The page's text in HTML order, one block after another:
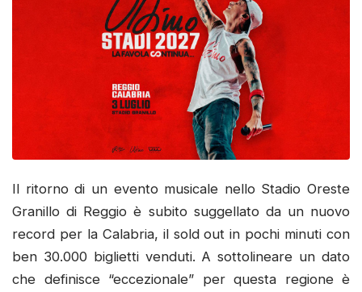
Il ritorno di un evento musicale nello Stadio Oreste
Granillo di Reggio è subito suggellato da un nuovo
record per la Calabria, il sold out in pochi minuti con
ben 30.000 biglietti venduti. A sottolineare un dato
che definisce “eccezionale” per questa regione è